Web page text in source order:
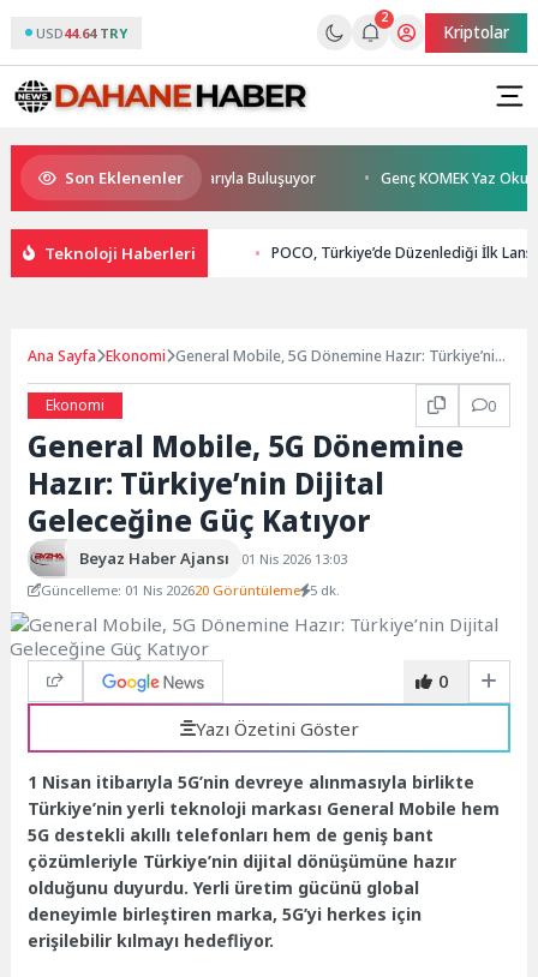
USD44.64 TRY
2
Kriptolar
Son Eklenenler
Sönmez TESAK’ta Okurlarıyla Buluşuyor Genç KOMEK Yaz Okulu
Teknoloji Haberleri POCO, Türkiye’de Düzenlediği İlk
Ana Sayfa Ekonomi General Mobile, 5G Dönemine Hazır: Türkiye’nin
Ekonomi
0
General Mobile, 5G Dönemine
Hazır: Türkiye’nin Dijital
Geleceğine Güç Katıyor
Beyaz Haber Ajansı
01 Nis 2026 13:03
Güncelleme: 01 Nis 202620 Görüntüleme 5 dk.
0
Yazı Özetini Göster
1 Nisan itibarıyla 5G’nin devreye alınmasıyla birlikte
Türkiye’nin yerli teknoloji markası General Mobile hem
5G destekli akıllı telefonları hem de geniş bant
çözümleriyle Türkiye’nin dijital dönüşümüne hazır
olduğunu duyurdu. Yerli üretim gücünü global
deneyimle birleştiren marka, 5G’yi herkes için
erişilebilir kılmayı hedefliyor.